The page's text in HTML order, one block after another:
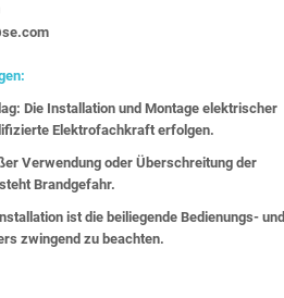
Die Installation und Montage elektrischer
Elektrofachkraft erfolgen.
Verwendung oder Überschreitung der
Brandgefahr.
ist die beiliegende Bedienungs- und
zwingend zu beachten.